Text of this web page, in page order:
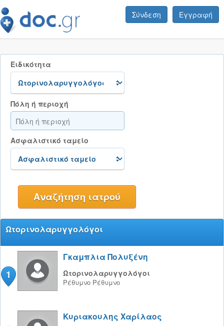
Σύνδεση Εγγραφή
Ειδικότητα
Πόλη ή περιοχή
Ασφαλιστικό ταμείο
Ωτορινολαρυγγολόγοι
1
Γκαμπλια Πολυξένη
Ωτορινολαρυγγολόγοι
Ρέθυμνο Ρέθυμνο
Κυριακουλης Χαρίλαος